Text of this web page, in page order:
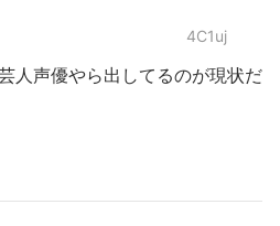
4C1uj
人声優やら出してるのが現状だ